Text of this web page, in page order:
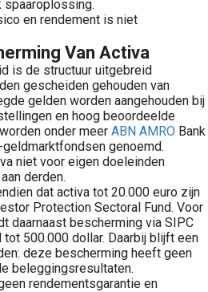
spaaroplossing.
en rendement is niet
Van Activa
is de structuur uitgebreid
gescheiden gehouden van
gelden worden aangehouden bij
en hoog beoordeelde
onder meer ABN AMRO Bank
genoemd.
niet voor eigen doeleinden
derden.
dat activa tot 20.000 euro zijn
Protection Sectoral Fund. Voor
daarnaast bescherming via SIPC
500.000 dollar. Daarbij blijft een
deze bescherming heeft geen
beleggingsresultaten.
rendementsgarantie en